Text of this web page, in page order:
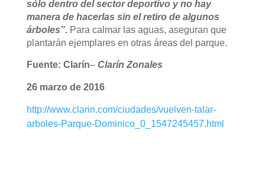
sólo dentro del sector deportivo y no hay
manera de hacerlas sin el retiro de algunos
árboles”. Para calmar las aguas, aseguran que
plantarán ejemplares en otras áreas del parque.
Fuente: Clarín– Clarín Zonales
26 marzo de 2016
http://www.clarin.com/ciudades/vuelven-talar-
arboles-Parque-Dominico_0_1547245457.html